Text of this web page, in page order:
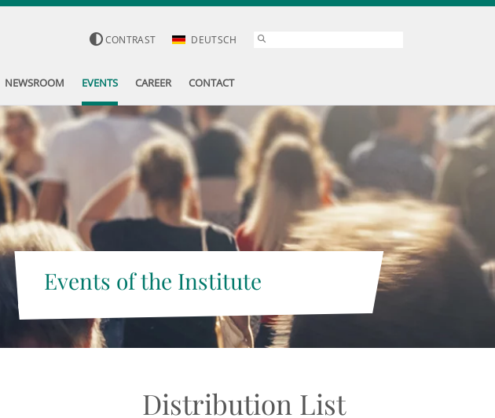
CONTRAST DEUTSCH
NEWSROOM EVENTS CAREER CONTACT
Events of the Institute
Distribution List